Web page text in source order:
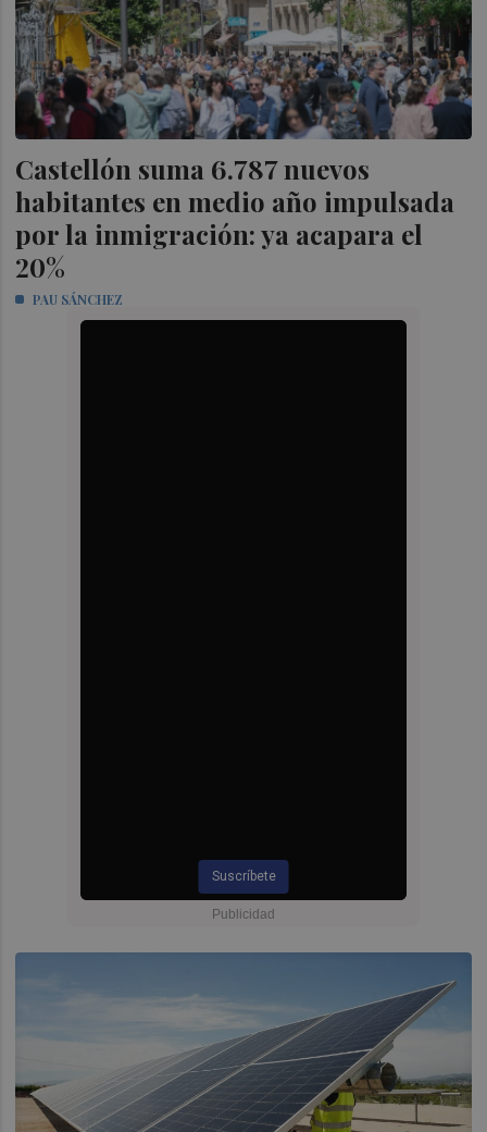
Castellón suma 6.787 nuevos
habitantes en medio año impulsada
por la inmigración: ya acapara el
20%
PAU SÁNCHEZ
Suscríbete